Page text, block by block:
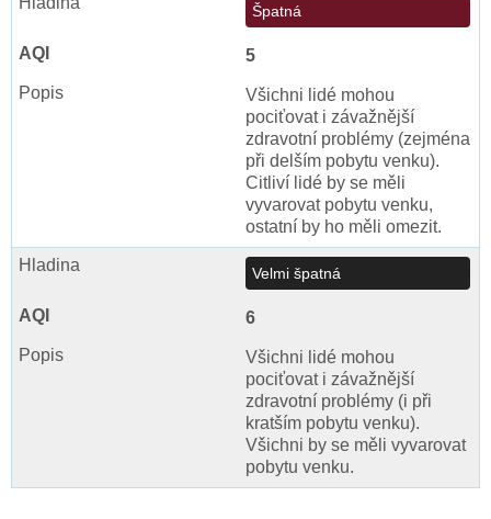
Špatná
5
Všichni lidé mohou
pociťovat i závažnější
zdravotní problémy (zejména
při delším pobytu venku).
Citliví lidé by se měli
vyvarovat pobytu venku,
ostatní by ho měli omezit.
Velmi špatná
6
Všichni lidé mohou
pociťovat i závažnější
zdravotní problémy (i při
kratším pobytu venku).
Všichni by se měli vyvarovat
pobytu venku.